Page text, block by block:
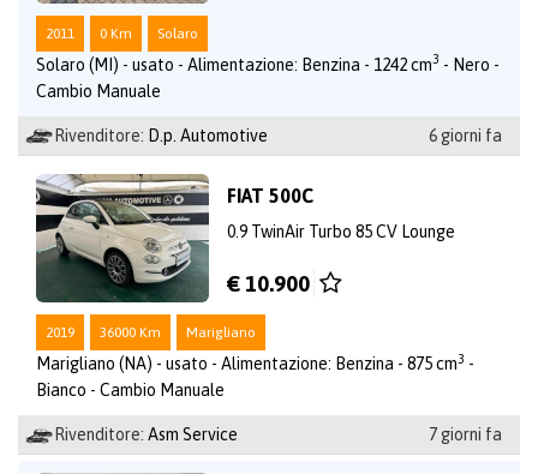
2011 0 Km Solaro
Solaro (MI) - usato - Alimentazione: Benzina - 1242 cm3 - Nero -
Cambio Manuale
Rivenditore: D.p. Automotive 6 giorni fa
FIAT 500C
0.9 TwinAir Turbo 85 CV Lounge
€ 10.900
2019 36000 Km Marigliano
Marigliano (NA) - usato - Alimentazione: Benzina - 875 cm3 -
Bianco - Cambio Manuale
Rivenditore: Asm Service 7 giorni fa